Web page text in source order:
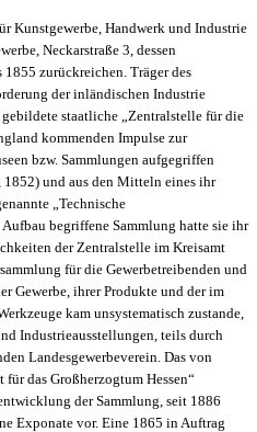
Kunstgewerbe, Handwerk und Industrie
Neckarstraße 3, dessen
zurückreichen. Träger des
der inländischen Industrie
gebildete staatliche „Zentralstelle für die
kommenden Impulse zur
bzw. Sammlungen aufgegriffen
und aus den Mitteln eines ihr
„Technische
begriffene Sammlung hatte sie ihr
der Zentralstelle im Kreisamt
für die Gewerbetreibenden und
Gewerbe, ihrer Produkte und der im
kam unsystematisch zustande,
Industrieausstellungen, teils durch
Landesgewerbeverein. Das von
für das Großherzogtum Hessen“
der Sammlung, seit 1886
Exponate vor. Eine 1865 in Auftrag